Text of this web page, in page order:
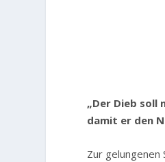
„Der Dieb soll
damit er den
Zur